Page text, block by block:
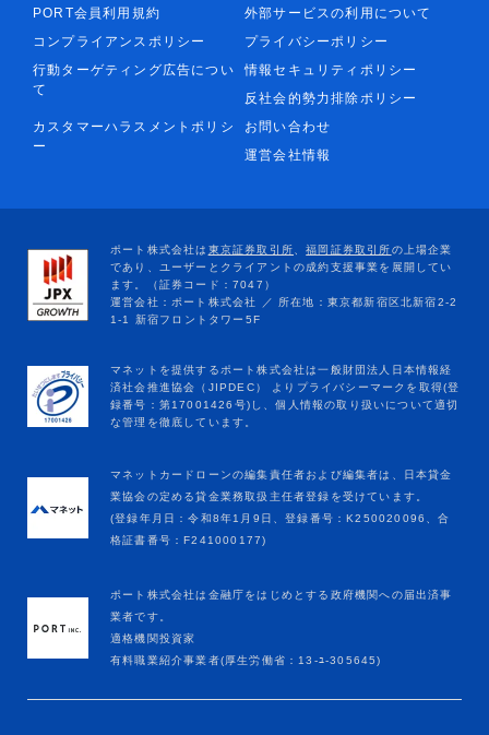
PORT会員利用規約
外部サービスの利用について
コンプライアンスポリシー
プライバシーポリシー
行動ターゲティング広告につい
て
情報セキュリティポリシー
反社会的勢力排除ポリシー
カスタマーハラスメントポリシ
ー
お問い合わせ
運営会社情報
マネットカードローンの編集責任者および編集者は、日本貸金
業協会の定める貸金業務取扱主任者登録を受けています。
(登録年月日：令和8年1月9日、登録番号：K250020096、合
格証書番号：F241000177)
ポート株式会社は金融庁をはじめとする政府機関への届出済事
業者です。
適格機関投資家
有料職業紹介事業者(厚生労働省：13-ﾕ-305645)